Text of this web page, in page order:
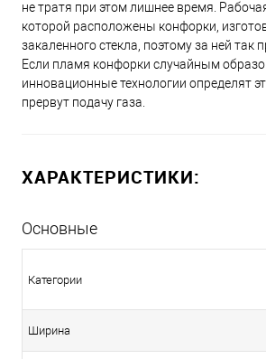
не тратя при этом лишнее время.
которой расположены конфорки,
закаленного стекла, поэтому за ней так
Если пламя конфорки случайным
инновационные технологии определят
прервут подачу газа.
ХАРАКТЕРИСТИКИ:
Основные
Категории
Ширина